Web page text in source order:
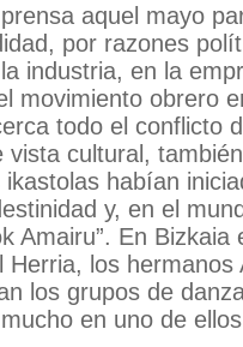
aquel mayo
por razones
industria, en la
movimiento obrero
todo el conflicto
vista cultural,
habían
y, en el
Amairu”. En
los hermanos
los grupos de
en uno de